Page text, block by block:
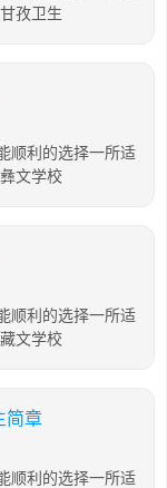
孜卫生
顺利的选择一所适
文学校
顺利的选择一所适
文学校
简章
顺利的选择一所适